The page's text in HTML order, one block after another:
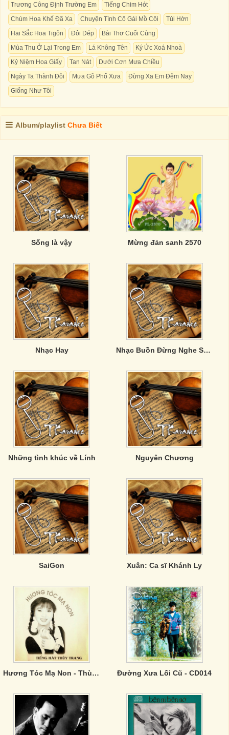
Trương Công Định Trường Em
Tiếng Chim Hót
Chùm Hoa Khế Đã Xa
Chuyện Tình Cô Gái Mồ Côi
Tủi Hờn
Hai Sắc Hoa Tigôn
Đôi Dép
Bài Thơ Cuối Cùng
Mùa Thu Ở Lại Trong Em
Lá Không Tên
Ký Ức Xoá Nhoà
Kỷ Niệm Hoa Giấy
Tan Nát
Dưới Cơn Mưa Chiều
Ngày Ta Thành Đôi
Mưa Gõ Phố Xưa
Đừng Xa Em Đêm Nay
Giống Như Tôi
Album/playlist Chưa Biết
Sống là vậy Mừng đản sanh 2570
Nhạc Hay Nhạc Buồn Đừng Nghe Sẽ Khóc đấy
Những tình khúc về Lính Nguyên Chương
SaiGon Xuân: Ca sĩ Khánh Ly
Hương Tóc Mạ Non - Thùy Trang Đường Xưa Lối Cũ - CD014